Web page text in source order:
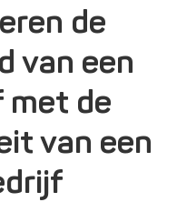
de
van een
met de
van een